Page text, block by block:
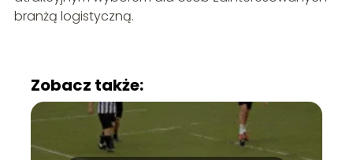
branżą logistyczną.
Zobacz także: